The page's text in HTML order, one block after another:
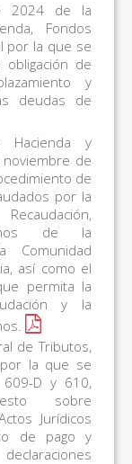
2024 de la
Fondos
por la que se
de
y
deudas de
y
de
de
por la
de la
Comunidad
así como el
permita la
y la
.
de Tributos,
la que se
D y 610,
sobre
Jurídicos
de pago y